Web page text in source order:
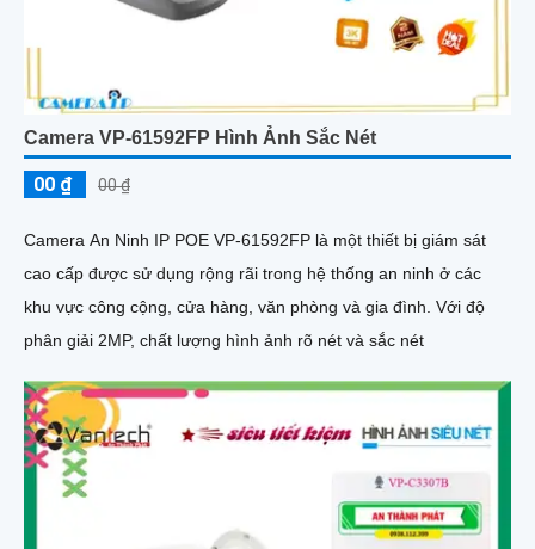
Camera VP-61592FP Hình Ảnh Sắc Nét
00 ₫ 00 ₫
Camera An Ninh IP POE VP-61592FP là một thiết bị giám sát
cao cấp được sử dụng rộng rãi trong hệ thống an ninh ở các
khu vực công cộng, cửa hàng, văn phòng và gia đình. Với độ
phân giải 2MP, chất lượng hình ảnh rõ nét và sắc nét